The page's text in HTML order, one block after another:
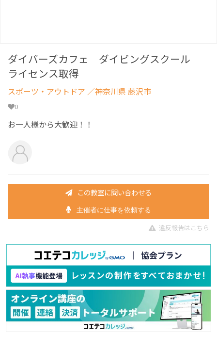
ダイバーズカフェ ダイビングスクール
ライセンス取得
スポーツ・アウトドア ／神奈川県 藤沢市
0
お一人様から大歓迎！！
この教室に問い合わせる
主催者に仕事を依頼する
違反報告はこちら